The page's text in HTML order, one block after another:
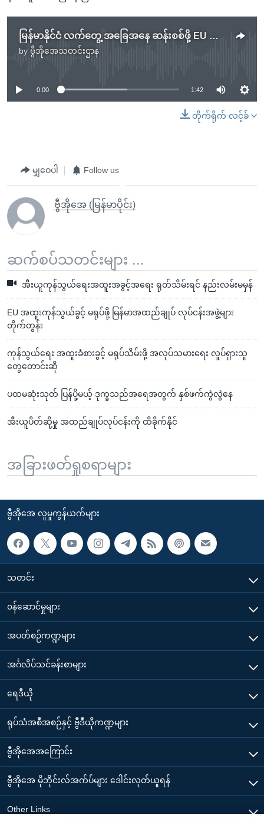
မြန်မာနိုင်ငံ လက်တွေ့ အခြေအနေ ဆန်းစစ်ဖို့ EU အဖွဲ့ရောက်
by ဗွီအိုအေသတင်းဌာန
No media source currently available
0:00 1:42
တိုက်ရိုက် လင့်ခ်
မျှဝေပါ Follow us
ဗွီအိုအေ (မြန်မာပိုင်း)
ဆက်စပ်သတင်းများ ...
အီးယူကုန်သွယ်ရေးအထူးအခွင့်အရေး ရုတ်သိမ်းရင် နည်းလမ်းမမှန်
EU အထူးကုန်သွယ်ခွင့် မရုပ်ဖို့ မြန်မာအထည်ချုပ် လုပ်ငန်းအဖွဲ့များ
တိုက်တွန်း
ကုန်သွယ်ရေး အထူးခံစားခွင့် မရုပ်သိမ်းဖို့ အလုပ်သမားရေး လှုပ်ရှားသူ
တွေတောင်းဆို
ပထမဆုံးသုတ် ပြန်ပို့မယ့် ဒုက္ခသည်အရေအတွက် နှစ်ဖက်ကွဲလွဲနေ
အီးယူပိတ်ဆို့မှု အထည်ချုပ်လုပ်ငန်းကို ထိခိုက်နိုင်
အခြားဖတ်ရှုစရာများ
ဗွီအိုအေ လူမှုကွန်ယက်များ
သတင်း
၀န်ဆောင်မှုများ
အပတ်စဉ်ကဏ္ဍများ
အင်္ဂလိပ်သင်ခန်းစာများ
ရေဒီယို
ရုပ်သံအစီအစဉ်နှင့် ဗွီဒီယိုကဏ္ဍများ
ဗွီအိုအေအကြောင်း
ဗွီအိုအေ မိုဘိုင်းလ်အက်ပ်များ ဒေါင်းလုတ်ယူရန်
Other Links